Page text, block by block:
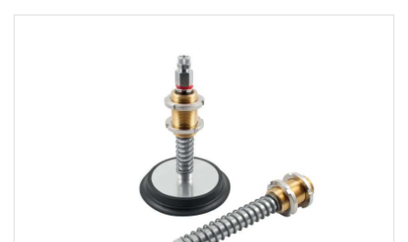
art. PMD.......L